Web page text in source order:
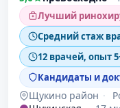
Лучший
Средний стаж
12 врачей, опыт
Кандидаты и
Щукино район ·